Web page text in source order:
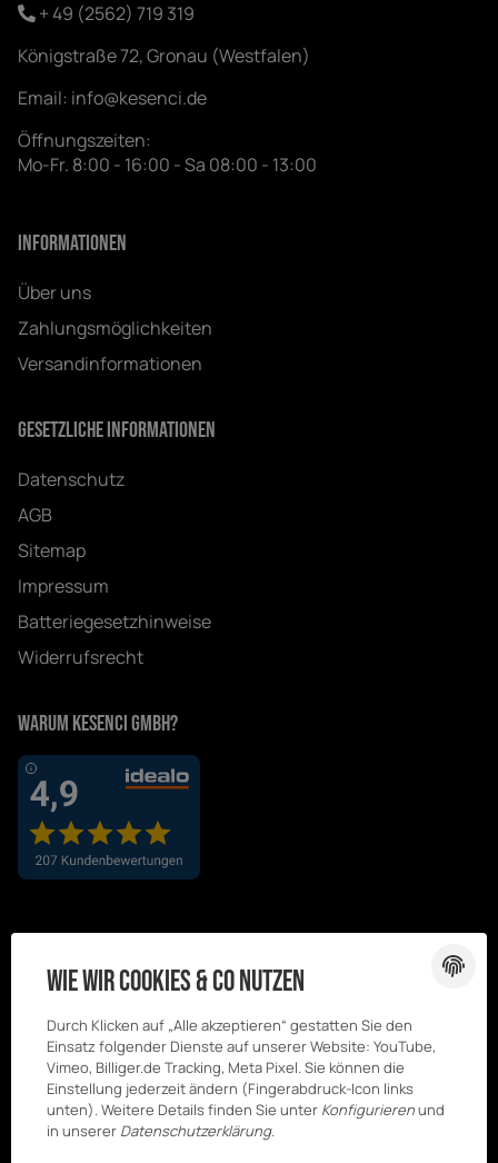
+ 49 (2562) 719 319
Königstraße 72, Gronau (Westfalen)
Email: info@kesenci.de
Öffnungszeiten:
Mo-Fr. 8:00 - 16:00 - Sa 08:00 - 13:00
Informationen
Über uns
Zahlungsmöglichkeiten
Versandinformationen
Gesetzliche Informationen
Datenschutz
AGB
Sitemap
Impressum
Batteriegesetzhinweise
Widerrufsrecht
Warum Kesenci GmbH?
Wie wir Cookies & Co nutzen
Durch Klicken auf „Alle akzeptieren“ gestatten Sie den
Einsatz folgender Dienste auf unserer Website: YouTube,
Vimeo, Billiger.de Tracking, Meta Pixel. Sie können die
Einstellung jederzeit ändern (Fingerabdruck-Icon links
unten). Weitere Details finden Sie unter Konfigurierenund
in unserer Datenschutzerklärung.